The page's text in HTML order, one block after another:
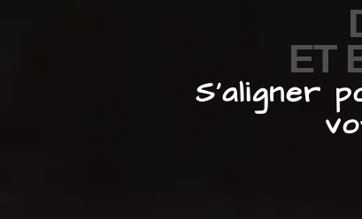
ET
S’aligner